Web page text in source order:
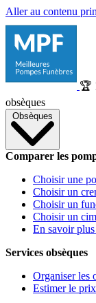
Aller au contenu
🏆
obsèques
Obsèques
Comparer les
Choisir une
Choisir un
Choisir un
Choisir un
En savoir
Services obsèques
Organiser les
Estimer le